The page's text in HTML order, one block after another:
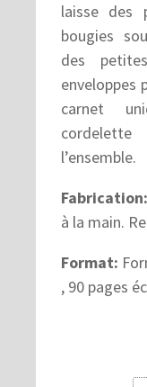
laisse
bougies
des
enveloppes
carnet
l’ensemble.
Fabrication:
à la main.
Format:
, 90 pages